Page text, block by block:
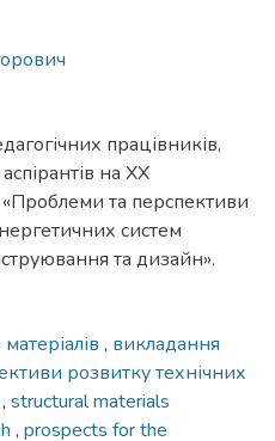
працівників,
на XX
та перспективи
систем
та дизайн».
, викладання
розвитку технічних
, structural materials
, prospects for the